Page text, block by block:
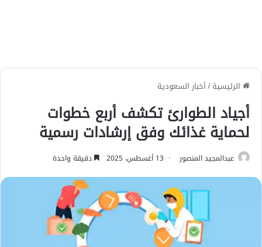
الرئيسية/أخبار السعودية
أجياد الطوارئ تكشف أربع خطوات
لحماية غذائك وفق إرشادات رسمية
عبدالمجيد المنصور 13 أغسطس، 2025 دقيقة واحدة